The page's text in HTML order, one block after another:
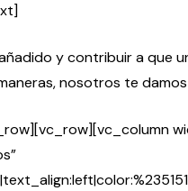
y contribuir a que
nosotros te damos